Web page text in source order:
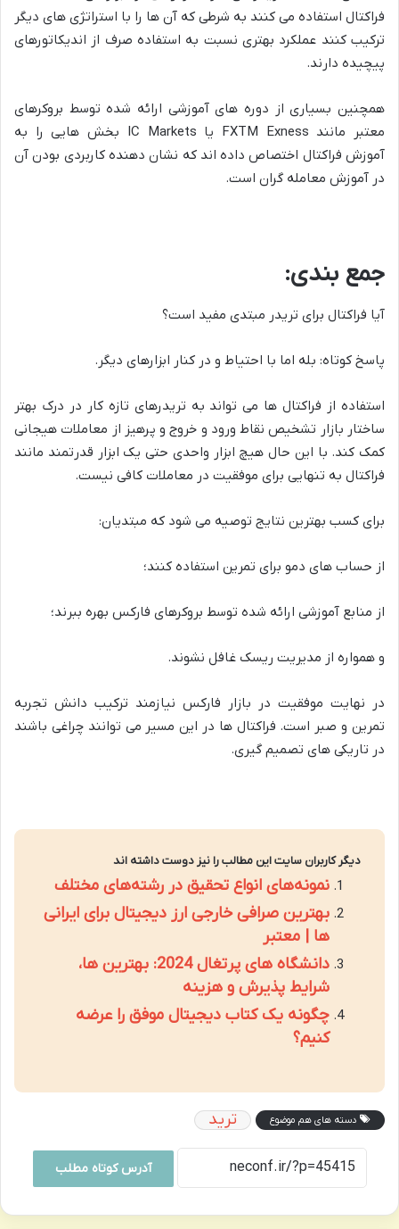
فراکتال استفاده می کنند به شرطی که آن ها را با استراتژی های دیگر
ترکیب کنند عملکرد بهتری نسبت به استفاده صرف از اندیکاتورهای
پیچیده دارند.
همچنین بسیاری از دوره های آموزشی ارائه شده توسط بروکرهای
معتبر مانند FXTM Exness یا IC Markets بخش هایی را به
آموزش فراکتال اختصاص داده اند که نشان دهنده کاربردی بودن آن
در آموزش معامله گران است.
جمع بندی:
آیا فراکتال برای تریدر مبتدی مفید است؟
پاسخ کوتاه: بله اما با احتیاط و در کنار ابزارهای دیگر.
استفاده از فراکتال ها می تواند به تریدرهای تازه کار در درک بهتر
ساختار بازار تشخیص نقاط ورود و خروج و پرهیز از معاملات هیجانی
کمک کند. با این حال هیچ ابزار واحدی حتی یک ابزار قدرتمند مانند
فراکتال به تنهایی برای موفقیت در معاملات کافی نیست.
برای کسب بهترین نتایج توصیه می شود که مبتدیان:
از حساب های دمو برای تمرین استفاده کنند؛
از منابع آموزشی ارائه شده توسط بروکرهای فارکس بهره ببرند؛
و همواره از مدیریت ریسک غافل نشوند.
در نهایت موفقیت در بازار فارکس نیازمند ترکیب دانش تجربه
تمرین و صبر است. فراکتال ها در این مسیر می توانند چراغی باشند
در تاریکی های تصمیم گیری.
دیگر کاربران سایت این مطالب را نیز دوست داشته اند
نمونه‌های انواع تحقیق در رشته‌های مختلف
بهترین صرافی خارجی ارز دیجیتال برای ایرانی
ها | معتبر
دانشگاه های پرتغال 2024: بهترین ها،
شرایط پذیرش و هزینه
چگونه یک کتاب دیجیتال موفق را عرضه
کنیم؟
دسته های هم موضوع ترید
آدرس کوتاه مطلب